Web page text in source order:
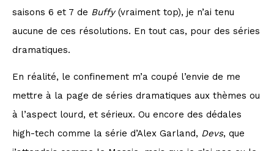
saisons 6 et 7 de Buffy(vraiment top), je n’ai tenu
aucune de ces résolutions. En tout cas, pour des séries
dramatiques.
En réalité, le confinement m’a coupé l’envie de me
mettre à la page de séries dramatiques aux thèmes ou
à l’aspect lourd, et sérieux. Ou encore des dédales
high-tech comme la série d’Alex Garland, Devs, que